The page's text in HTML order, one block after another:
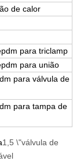
de calor
para triclamp
para união
para válvula de
para tampa de
1,5 \"válvula de